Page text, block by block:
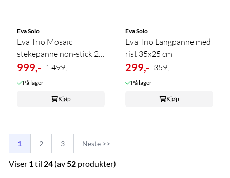
Eva Solo
Eva Trio Mosaic
stekepanne non-stick 28
cm
999,- 1.499,-
På lager
Kjøp
Eva Solo
Eva Trio Langpanne med
rist 35x25 cm
299,- 359,-
På lager
Kjøp
1 2 3 Neste >>
Viser 1til 24(av52produkter)